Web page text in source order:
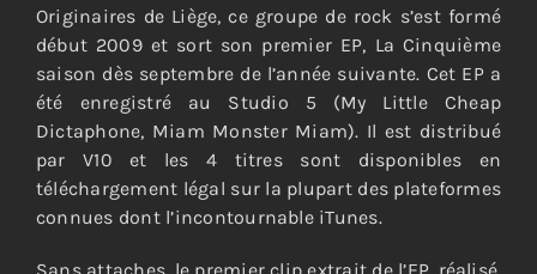
Originaires de Liège, ce groupe de rock s’est formé
début 2009 et sort son premier EP, La Cinquième
saison dès septembre de l’année suivante. Cet EP a
été enregistré au Studio 5 (My Little Cheap
Dictaphone, Miam Monster Miam). Il est distribué
par V10 et les 4 titres sont disponibles en
téléchargement légal sur la plupart des plateformes
connues dont l’incontournable iTunes.